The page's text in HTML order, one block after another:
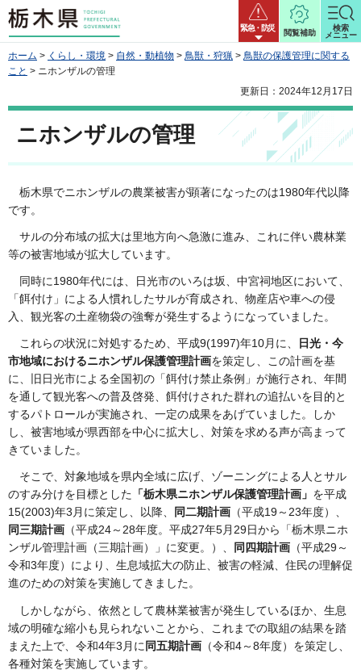
栃木県 緊急・防災
閲覧補助
検索
メニュー
ホーム > くらし・環境 > 自然・動植物 > 鳥獣・狩猟 > 鳥獣の保護管理に関する
こと > ニホンザルの管理
更新日：2024年12月17日
ニホンザルの管理
栃木県でニホンザルの農業被害が顕著になったのは1980年代以降
です。
サルの分布域の拡大は里地方向へ急激に進み、これに伴い農林業
等の被害地域が拡大しています。
同時に1980年代には、日光市のいろは坂、中宮祠地区において、
「餌付け」による人慣れしたサルが育成され、物産店や車への侵
入、観光客の土産物袋の強奪が発生するようになっていました。
これらの状況に対処するため、平成9(1997)年10月に、
日光・今
市地域におけるニホンザル保護管理計画を策定し、この計画を基
に、旧日光市による全国初の「餌付け禁止条例」が施行され、年間
を通して観光客への普及啓発、餌付けされた群れの追払いを目的と
するパトロールが実施され、一定の成果をあげていました。しか
し、被害地域が県西部を中心に拡大し、対策を求める声が高まって
きていました。
そこで、対象地域を県内全域に広げ、ゾーニングによる人とサル
のすみ分けを目標とした 「栃木県ニホンザル保護管理計画」 を平成
15(2003)年3月に策定し、以降、
同二期計画 （平成19～23年度）、
同三期計画 （平成24～28年度。平成27年5月29日から「栃木県ニホ
ンザル管理計画（三期計画）」に変更。）、
同四期計画 （平成29～
令和3年度）により、生息域拡大の防止、被害の軽減、住民の理解促
進のための対策を実施してきました。
しかしながら、依然として農林業被害が発生しているほか、生息
域の明確な縮小も見られないことから、これまでの取組の結果を踏
まえた上で、令和4年3月に同五期計画 （令和4～8年度）を策定し、
各種対策を実施しています。